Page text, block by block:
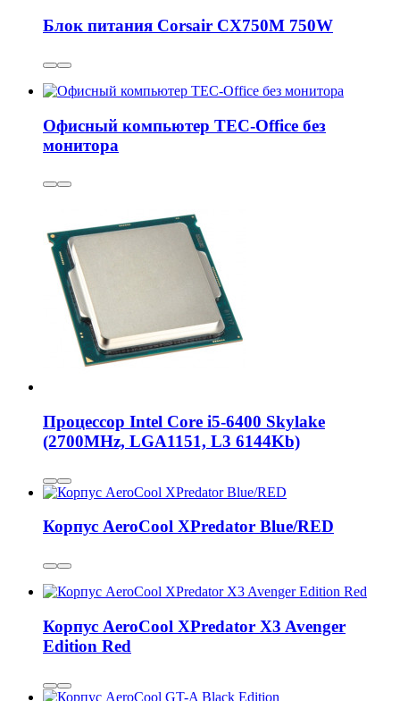
Блок питания Corsair CX750M 750W
Офисный компьютер TEC-Office без
монитора
Процессор Intel Core i5-6400 Skylake
(2700MHz, LGA1151, L3 6144Kb)
Корпус AeroCool XPredator Blue/RED
Корпус AeroCool XPredator X3 Avenger
Edition Red